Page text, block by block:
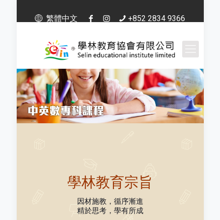
+852 2834 9366
繁體中文
學林教育宗旨
因材施教，循序漸進
精於思考，學有所成